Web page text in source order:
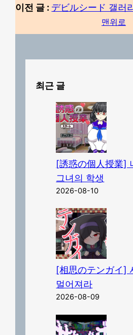
이전 글 : デビルシード 갤러
맨위로
최근 글
[誘惑の個人授業]
그녀의 학생
2026-08-10
[相思のテンガイ]
멀어져라
2026-08-09